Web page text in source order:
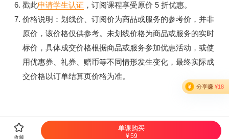
第六章：端到端实战串讲
未来已来，就藏在极简的架构哲学里。带上键盘，我们敲起
戳此申请学生认证 ，订阅课程享受原价 5 折优惠。
价格说明：划线价、订阅价为商品或服务的参考价，并非
原价，该价格仅供参考。未划线价格为商品或服务的实时
标价，具体成交价格根据商品或服务参加优惠活动，或使
用优惠券、礼券、赠币等不同情形发生变化，最终实际成
交价格以订单结算页价格为准。
 单课购买
59